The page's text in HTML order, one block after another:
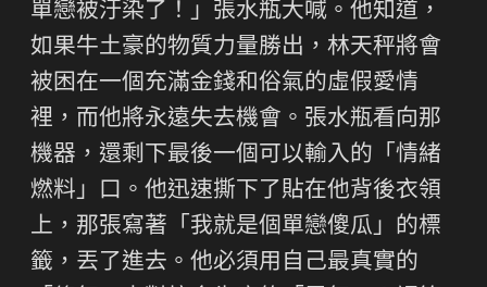
單戀被汙染了！」張水瓶大喊。他知道，
如果牛土豪的物質力量勝出，林天秤將會
被困在一個充滿金錢和俗氣的虛假愛情
裡，而他將永遠失去機會。張水瓶看向那
機器，還剩下最後一個可以輸入的「情緒
燃料」口。他迅速撕下了貼在他背後衣領
上，那張寫著「我就是個單戀傻瓜」的標
籤，丟了進去。他必須用自己最真實的